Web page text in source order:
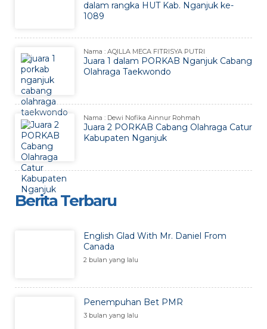
dalam rangka HUT Kab. Nganjuk ke-
1089
Nama : AQILLA MECA FITRISYA PUTRI
Juara 1 dalam PORKAB Nganjuk Cabang
Olahraga Taekwondo
Nama : Dewi Nofika Ainnur Rohmah
Juara 2 PORKAB Cabang Olahraga Catur
Kabupaten Nganjuk
Berita Terbaru
English Glad With Mr. Daniel From
Canada
2 bulan yang lalu
Penempuhan Bet PMR
3 bulan yang lalu